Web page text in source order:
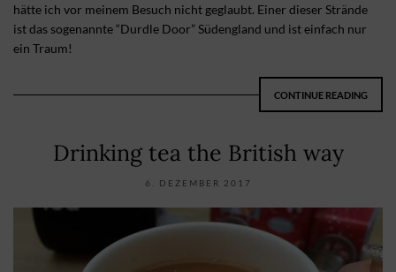
hätte ich vor meinem Besuch nicht geglaubt. Einer dieser Strände
ist das sogenannte “Durdle Door” Südengland und ist einfach nur
ein Traum!
CONTINUE READING
Drinking tea the British way
6. DEZEMBER 2017